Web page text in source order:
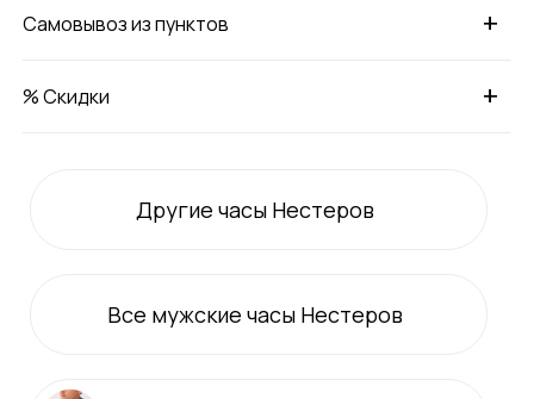
+
Самовывоз из пунктов
+
% Скидки
Другие часы Нестеров
Все мужские часы Нестеров